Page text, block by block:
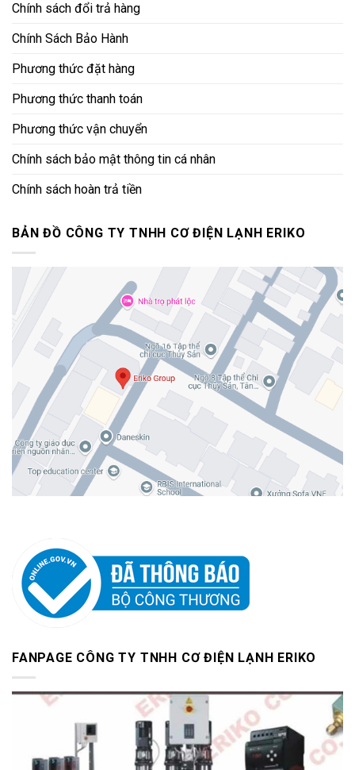
Chính sách đổi trả hàng
Chính Sách Bảo Hành
Phương thức đặt hàng
Phương thức thanh toán
Phương thức vận chuyển
Chính sách bảo mật thông tin cá nhân
Chính sách hoàn trả tiền
BẢN ĐỒ CÔNG TY TNHH CƠ ĐIỆN LẠNH ERIKO
FANPAGE CÔNG TY TNHH CƠ ĐIỆN LẠNH ERIKO